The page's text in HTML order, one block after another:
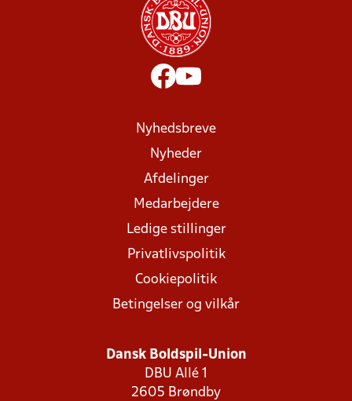
Nyhedsbreve
Nyheder
Afdelinger
Medarbejdere
Ledige stillinger
Privatlivspolitik
Cookiepolitik
Betingelser og vilkår
Dansk Boldspil-Union
DBU Allé 1
2605 Brøndby